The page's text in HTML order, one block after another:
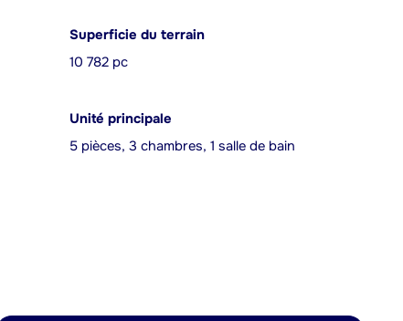
Superficie du terrain
10 782 pc
Unité principale
5 pièces, 3 chambres, 1 salle de bain